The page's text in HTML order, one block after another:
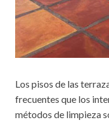
Los pisos de las
frecuentes que los
métodos de limpieza